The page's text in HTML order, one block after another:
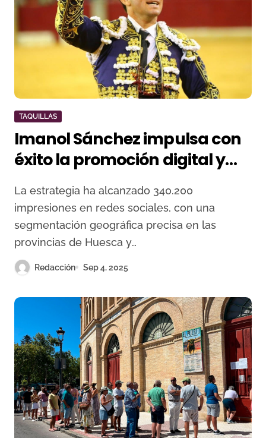
TAQUILLAS
Imanol Sánchez impulsa con
éxito la promoción digital y
offline de la corrida de toros
de Barbastro
La estrategia ha alcanzado 340.200
impresiones en redes sociales, con una
segmentación geográfica precisa en las
provincias de Huesca y…
Redacción Sep 4, 2025